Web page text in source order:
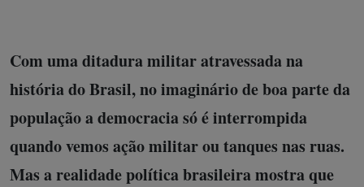
Com uma ditadura militar atravessada na
história do Brasil, no imaginário de boa parte da
população a democracia só é interrompida
quando vemos ação militar ou tanques nas ruas.
Mas a realidade política brasileira mostra que